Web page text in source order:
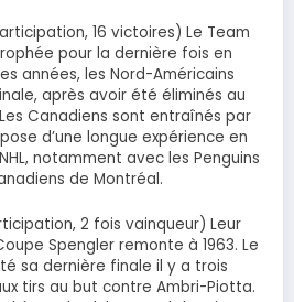
16 victoires) Le Team
pour la dernière fois en
années, les Nord-Américains
après avoir été éliminés au
Canadiens sont entraînés par
d’une longue expérience en
notamment avec les Penguins
de Montréal.
2 fois vainqueur) Leur
Spengler remonte à 1963. Le
sa dernière finale il y a trois
tirs au but contre Ambri-Piotta.